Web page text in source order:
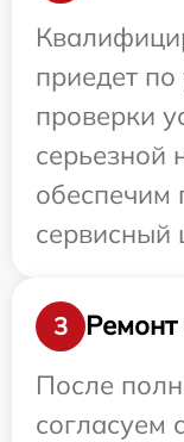
приедет
проверки
серьезной
обеспечим
сервисный
3
Ремонт
После
согласуем